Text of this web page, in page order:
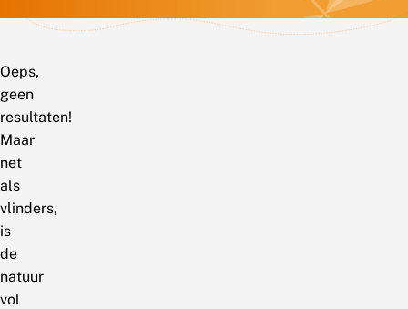
Oeps,
geen
resultaten!
Maar
net
als
vlinders,
is
de
natuur
vol